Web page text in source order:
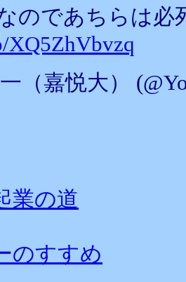
のであちらは必
XQ5ZhVbvzq
（嘉悦大）
業の道
のすすめ